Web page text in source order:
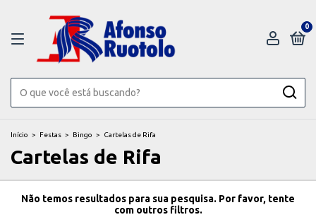
0
Início > Festas > Bingo > Cartelas de Rifa
Cartelas de Rifa
Não temos resultados para sua pesquisa. Por favor, tente
com outros filtros.